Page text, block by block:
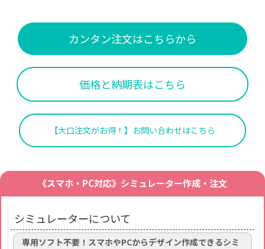
カンタン注文はこちらから
価格と納期表はこちら
【大口注文がお得！】お問い合わせはこちら
《スマホ・PC対応》シミュレーター作成・注文
シミュレーターについて
専用ソフト不要！スマホやPCからデザイン作成できるシミ